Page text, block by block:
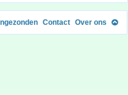
Ingezonden Contact Over ons